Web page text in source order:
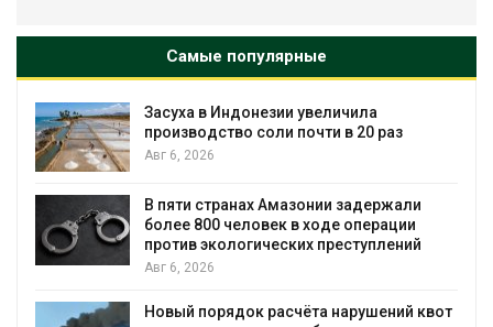
Самые популярные
увеличила
почти в 20 раз
задержали
в ходе операции
преступлений
нарушений квот
В Австралии снизят
установки солнечных
Москвариум отметит
трёхдневным
В Кении противников